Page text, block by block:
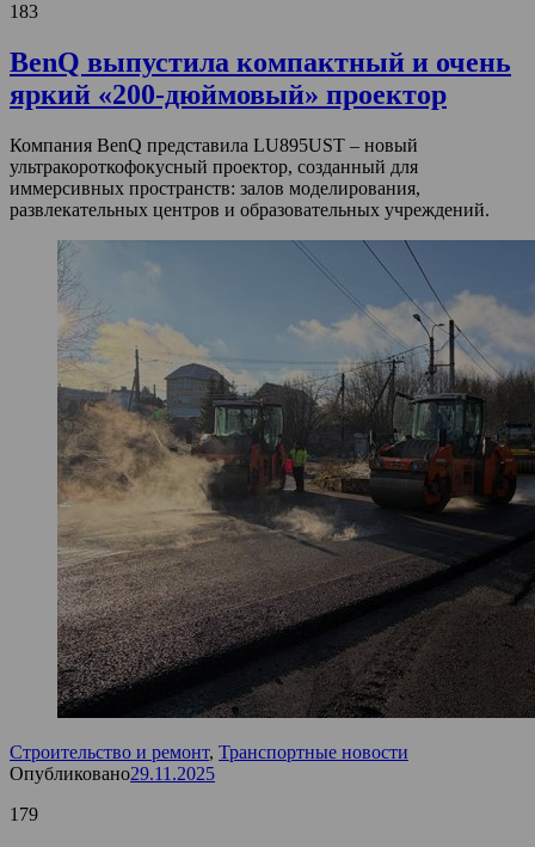
183
BenQ выпустила компактный и очень
яркий «200-дюймовый» проектор
Компания BenQ представила LU895UST – новый
ультракороткофокусный проектор, созданный для
иммерсивных пространств: залов моделирования,
развлекательных центров и образовательных учреждений.
Строительство и ремонт, Транспортные новости
Опубликовано29.11.2025
179